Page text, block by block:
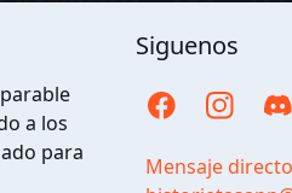
a los
para
Siguenos
Mensaje directo